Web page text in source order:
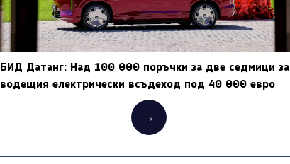
БИД Датанг: Над 100 000 поръчки за две седмици за
водещия електрически всъдеход под 40 000 евро
→